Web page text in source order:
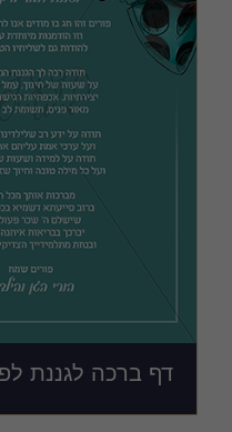
דף ברכה לגננת